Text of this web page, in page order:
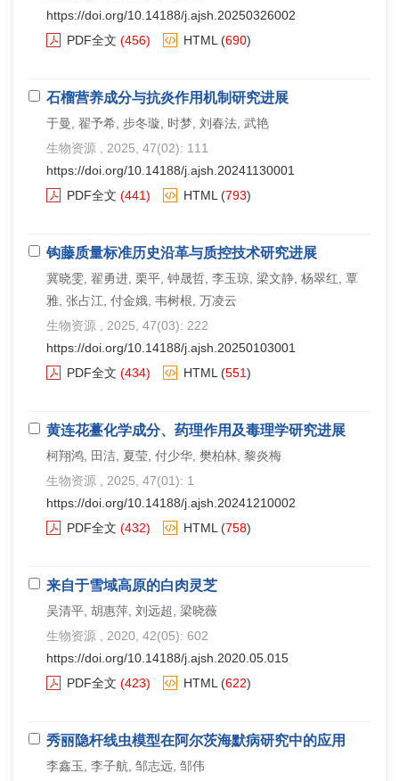
https://doi.org/10.14188/j.ajsh.20250326002
PDF全文 (456) HTML (690)
石榴营养成分与抗炎作用机制研究进展
于曼, 翟予希, 步冬璇, 时梦, 刘春法, 武艳
生物资源
, 2025, 47(02): 111
https://doi.org/10.14188/j.ajsh.20241130001
PDF全文 (441) HTML (793)
钩藤质量标准历史沿革与质控技术研究进展
冀晓雯, 翟勇进, 栗平, 钟晟哲, 李玉琼, 梁文静, 杨翠红, 覃
雅, 张占江, 付金娥, 韦树根, 万凌云
生物资源
, 2025, 47(03): 222
https://doi.org/10.14188/j.ajsh.20250103001
PDF全文 (434) HTML (551)
黄连花薹化学成分、药理作用及毒理学研究进展
柯翔鸿, 田洁, 夏莹, 付少华, 樊柏林, 黎炎梅
生物资源
, 2025, 47(01): 1
https://doi.org/10.14188/j.ajsh.20241210002
PDF全文 (432) HTML (758)
来自于雪域高原的白肉灵芝
吴清平, 胡惠萍, 刘远超, 梁晓薇
生物资源
, 2020, 42(05): 602
https://doi.org/10.14188/j.ajsh.2020.05.015
PDF全文 (423) HTML (622)
秀丽隐杆线虫模型在阿尔茨海默病研究中的应用
李鑫玉, 李子航, 邹志远, 邹伟